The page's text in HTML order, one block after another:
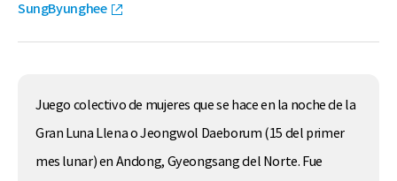
SungByunghee
Juego colectivo de mujeres que se hace en la noche de la
Gran Luna Llena o Jeongwol Daeborum (15 del primer
mes lunar) en Andong, Gyeongsang del Norte. Fue